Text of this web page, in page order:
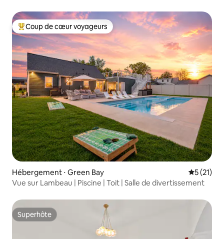
Coups de cœur voyageurs les plus appréciés
Coup de cœur voyageurs
Hébergement ⋅ Green Bay
5 (21)
Vue sur Lambeau | Piscine | Toit | Salle de divertissement
Superhôte
Superhôte